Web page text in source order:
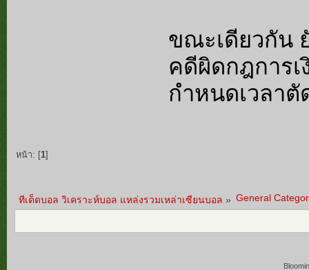
ขณะเดียวกัน
คดีผิดกฎการ
กำหนดเวลาตั
หน้า: [1]
ทีเด็ดบอล วิเคราะห์บอล แหล่งรวมเหล่าเซียนบอล » General